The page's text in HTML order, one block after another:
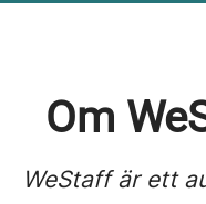
Om
WeStaff är ett